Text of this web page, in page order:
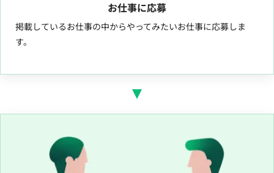
お仕事に応募
掲載しているお仕事の中からやってみたいお仕事に応募しま
す。